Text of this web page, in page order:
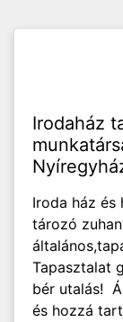
Irodaház
Iroda ház és
tározó
Tapasztalat
bér utalás!
és hozzá